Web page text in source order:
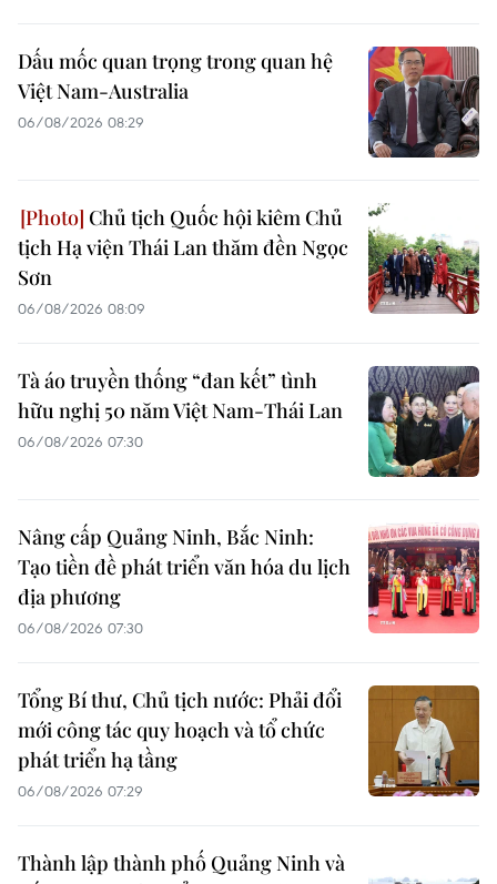
Dấu mốc quan trọng trong quan hệ
Việt Nam-Australia
06/08/2026 08:29
Chủ tịch Quốc hội kiêm Chủ
tịch Hạ viện Thái Lan thăm đền Ngọc
Sơn
06/08/2026 08:09
Tà áo truyền thống “đan kết” tình
hữu nghị 50 năm Việt Nam-Thái Lan
06/08/2026 07:30
Nâng cấp Quảng Ninh, Bắc Ninh:
Tạo tiền đề phát triển văn hóa du lịch
địa phương
06/08/2026 07:30
Tổng Bí thư, Chủ tịch nước: Phải đổi
mới công tác quy hoạch và tổ chức
phát triển hạ tầng
06/08/2026 07:29
Thành lập thành phố Quảng Ninh và